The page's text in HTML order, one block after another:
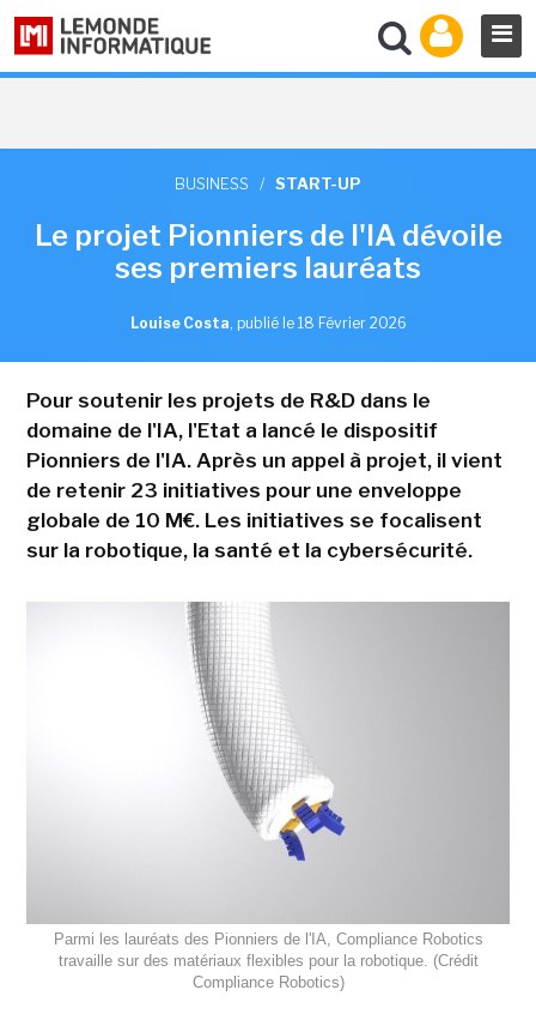
BUSINESS / START-UP
Le projet Pionniers de l'IA dévoile
ses premiers lauréats
Louise Costa, publié le 18 Février 2026
Pour soutenir les projets de R&D dans le
domaine de l'IA, l'Etat a lancé le dispositif
Pionniers de l'IA. Après un appel à projet, il vient
de retenir 23 initiatives pour une enveloppe
globale de 10 M€. Les initiatives se focalisent
sur la robotique, la santé et la cybersécurité.
Parmi les lauréats des Pionniers de l'IA, Compliance Robotics
travaille sur des matériaux flexibles pour la robotique. (Crédit
Compliance Robotics)